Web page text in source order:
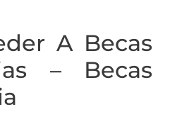
A Becas
– Becas